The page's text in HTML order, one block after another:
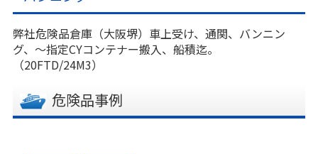
弊社危険品倉庫（大阪堺）車上受け、通関、バンニン
グ、～指定CYコンテナー搬入、船積迄。
（20FTD/24M3）
危険品事例